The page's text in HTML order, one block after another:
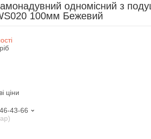
одномісний з
100мм Бежевий
ціни
43-66